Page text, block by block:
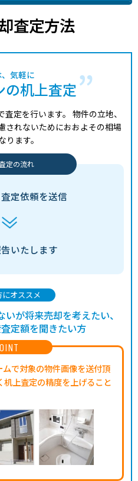
査定方法
気軽に
の机上査定
定を行います。 物件の立地、
されないためにおおよその相場
ります。
定の流れ
査定依頼を送信
いたします
で対象の物件画像を送付頂
机上査定の精度を上げること
にオススメ
が将来売却を考えたい、
定額を聞きたい方